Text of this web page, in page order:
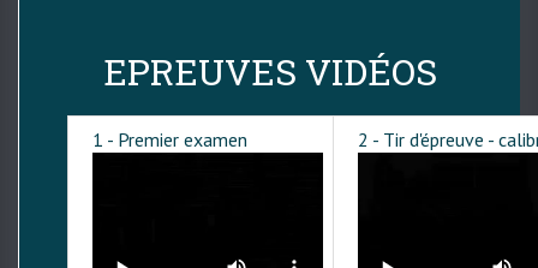
EPREUVES VIDÉOS
1 - Premier examen 2 - Tir d'épreuve -